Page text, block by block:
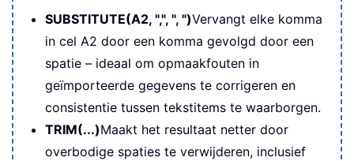
SUBSTITUTE(A2, ",", ", ")Vervangt elke komma
in cel A2 door een komma gevolgd door een
spatie – ideaal om opmaakfouten in
geïmporteerde gegevens te corrigeren en
consistentie tussen tekstitems te waarborgen.
TRIM(...)Maakt het resultaat netter door
overbodige spaties te verwijderen, inclusief